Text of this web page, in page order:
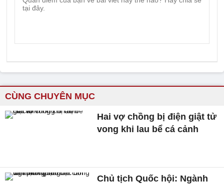
CÙNG CHUYÊN MỤC
Hai vợ chồng bị điện giật tử
vong khi lau bể cá cảnh
Chủ tịch Quốc hội: Ngành